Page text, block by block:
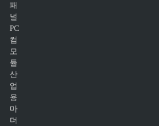
패
널
PC
컴
모
듈
산
업
용
마
더